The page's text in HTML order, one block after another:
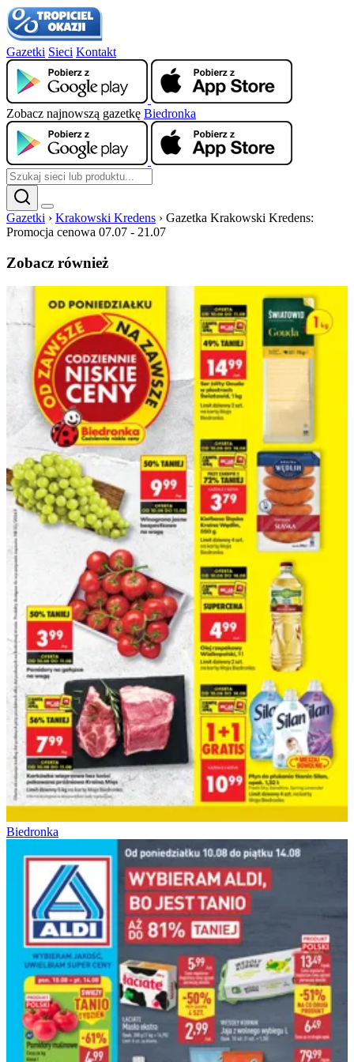
Gazetki Sieci Kontakt
Zobacz najnowszą gazetkę Biedronka
Gazetki › Krakowski Kredens › Gazetka Krakowski Kredens:
Promocja cenowa 07.07 - 21.07
Zobacz również
Biedronka